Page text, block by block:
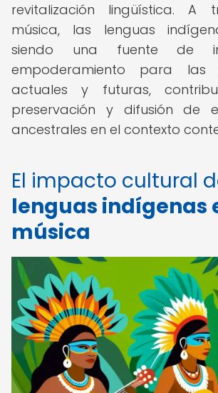
revitalización lingüística. A
música, las lenguas
siendo una fuente de
empoderamiento para las
actuales y futuras,
preservación y difusión de
ancestrales en el contexto
El impacto cultural
lenguas indígenas
música